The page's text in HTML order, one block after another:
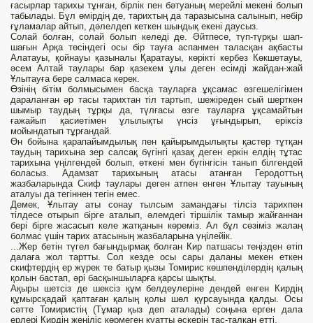
ғасырлар тарихы тұнған, бірлік пен бәтуаның мерейлі мекені болып
табылады. Бұл өмірдің де, тарихтың да таразысына салынып, небір
ғұламалар айтып, дәлелдеп кеткен шындық екені даусыз.
Солай болған, солай болып келеді де. Әйтпесе, түп-түрқы шап-
шағын Арқа төсіндегі осы бір тауға аспанмен таласқан ақбасты
Алатауы, қойнауы қазыналы Қаратауы, көрікті кербез Көкшетауы,
әсем Алтай таулары бар қазекем ұлы деген есімді жайдан-жай
Ұлытауға бере салмаса керек.
Өзінің бітім болмысымен басқа тауларға ұқсамас өзгешелігімен
дараланған әр тасы тарихтан тіл тартып, шежіреден сый шерткен
шымыр таудың тұрқы да, түлғасы өзге тауларға ұқсамайтын
ғажайып қасиетімен ұлылықты үнсіз ұғындырып, еріксіз
мойындатып тұрғандай.
Өн бойына қарапайымдылық пен қайырымдылықты қастер тұтқан
таудың тарихына зер салсақ бүгінгі қазақ деген еркін елдің тұтас
тарихына үңілгендей болып, өткені мен бүгінгісін танып білгендей
боласыз. Адамзат тарихының атасы атанған Геродоттьң
жазбаларында Скиф таулары деген атпен енген Ұлытау тауының
аталуы да тегіннен тегін емес.
Демек, Ұлытау аты сонау тылсым замандағы тілсіз тарихпен
тілдесе отырып бірге аталып, әлемдегі тіршілік тамыр жайғаннан
бері бірге жасасып келе жатқанын көреміз. Ал бұл сөзіміз жалаң
болмас үшін тарих атасының жазбаларына үңілейік.
...Жер бетін түгел бағындырмақ болған Кир патшасы теңізден өтіп
далаға жол тартты. Сол кезде осы сары даланы мекен еткен
скифтердің ер жүрек те батыр қызы Томирис көшпенділердің қалың
қолын бастап, әрі басқыншыларға қарсы шықты.
Ақыры шетсіз де шексіз құм белдеулеріне дендей енген Кирдің
құмырсқадай қаптаған қалың қолы шөл қүрсауында қалды. Осы
сәтте Томиристің (Тұмар қыз деп аталады) соңына ерген дала
ерлері Кирдің жеңіліс көрмеген қуатты әскерін тас-талқан етті.